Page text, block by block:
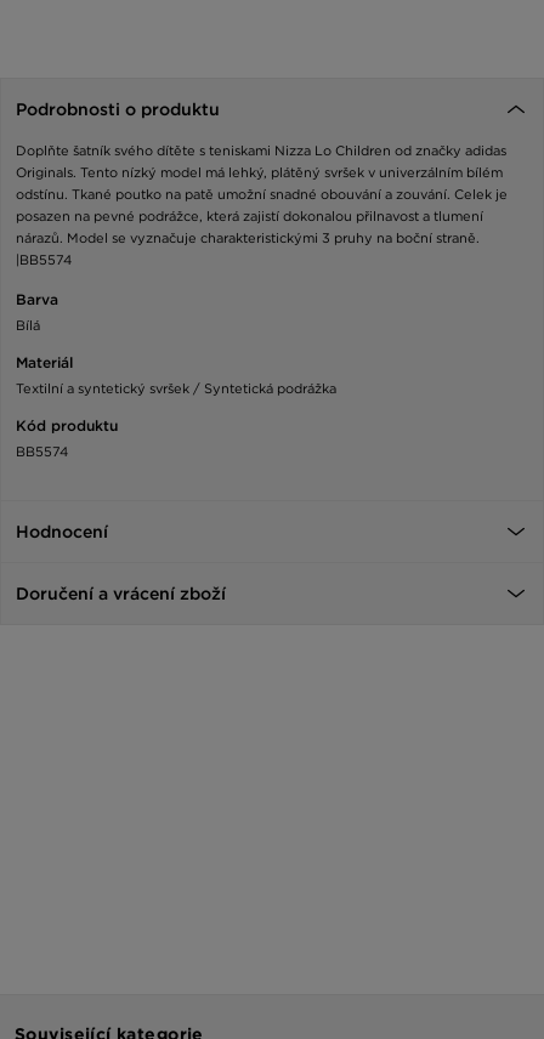
Podrobnosti o produktu
Doplňte šatník svého dítěte s teniskami Nizza Lo Children od značky adidas
Originals. Tento nízký model má lehký, plátěný svršek v univerzálním bílém
odstínu. Tkané poutko na patě umožní snadné obouvání a zouvání. Celek je
posazen na pevné podrážce, která zajistí dokonalou přilnavost a tlumení
nárazů. Model se vyznačuje charakteristickými 3 pruhy na boční straně.
|BB5574
Barva
Bílá
Materiál
Textilní a syntetický svršek / Syntetická podrážka
Kód produktu
BB5574
Hodnocení
Doručení a vrácení zboží
Související kategorie